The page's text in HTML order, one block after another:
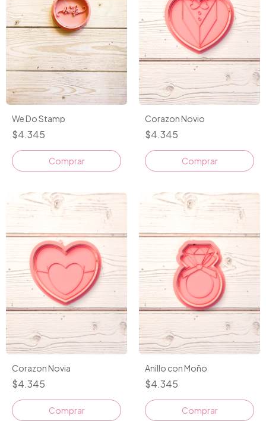
We Do Stamp
$4.345
Comprar
Corazon Novio
$4.345
Comprar
Corazon Novia
$4.345
Comprar
Anillo con Moño
$4.345
Comprar